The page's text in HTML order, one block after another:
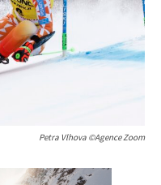
Petra Vlhova ©Agence Zoom